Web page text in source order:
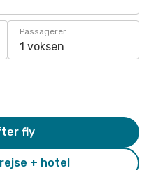
Passagerer
1 voksen
+ hotel
fly